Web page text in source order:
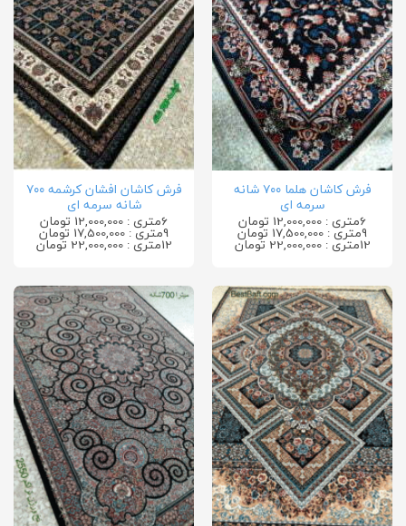
فرش کاشان هلما ۷۰۰ شانه
سرمه ای
6متری : 12,000,000 تومان
9متری : 17,500,000 تومان
12متری : 22,000,000 تومان
فرش کاشان افشان کرشمه ۷۰۰
شانه سرمه ای
6متری : 12,000,000 تومان
9متری : 17,500,000 تومان
12متری : 22,000,000 تومان